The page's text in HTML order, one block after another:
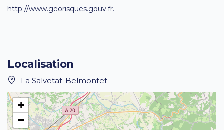
http://www.georisques.gouv.fr.
Localisation
La Salvetat-Belmontet
+
−